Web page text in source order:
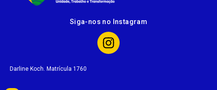
Siga-nos no Instagram
Darline Koch. Matrícula 1760